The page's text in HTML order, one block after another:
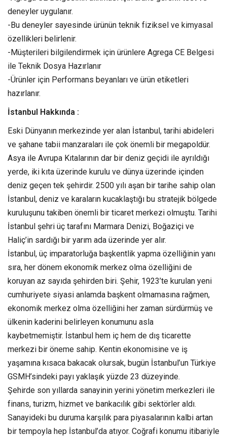
deneyler uygulanır.
-Bu deneyler sayesinde ürünün teknik fiziksel ve kimyasal
özellikleri belirlenir.
-Müşterileri bilgilendirmek için ürünlere Agrega CE Belgesi
ile Teknik Dosya Hazırlanır
-Ürünler için Performans beyanları ve ürün etiketleri
hazırlanır.
İstanbul Hakkında :
Eski Dünyanın merkezinde yer alan İstanbul, tarihi abideleri
ve şahane tabii manzaraları ile çok önemli bir megapoldür.
Asya ile Avrupa Kıtalarının dar bir deniz geçidi ile ayrıldığı
yerde, iki kıta üzerinde kurulu ve dünya üzerinde içinden
deniz geçen tek şehirdir. 2500 yılı aşan bir tarihe sahip olan
İstanbul, deniz ve karaların kucaklaştığı bu stratejik bölgede
kuruluşunu takiben önemli bir ticaret merkezi olmuştu. Tarihi
İstanbul şehri üç tarafını Marmara Denizi, Boğaziçi ve
Haliç’in sardığı bir yarım ada üzerinde yer alır.
İstanbul, üç imparatorluğa başkentlik yapma özelliğinin yanı
sıra, her dönem ekonomik merkez olma özelliğini de
koruyan az sayıda şehirden biri. Şehir, 1923’te kurulan yeni
cumhuriyete siyasi anlamda başkent olmamasına rağmen,
ekonomik merkez olma özelliğini her zaman sürdürmüş ve
ülkenin kaderini belirleyen konumunu asla
kaybetmemiştir. İstanbul hem iç hem de dış ticarette
merkezi bir öneme sahip. Kentin ekonomisine ve iş
yaşamına kısaca bakacak olursak, bugün İstanbul’un Türkiye
GSMH’sindeki payı yaklaşık yüzde 23 düzeyinde.
Şehirde son yıllarda sanayinin yerini yönetim merkezleri ile
finans, turizm, hizmet ve bankacılık gibi sektörler aldı.
Sanayideki bu duruma karşılık para piyasalarının kalbi artan
bir tempoyla hep İstanbul’da atıyor. Coğrafi konumu itibariyle